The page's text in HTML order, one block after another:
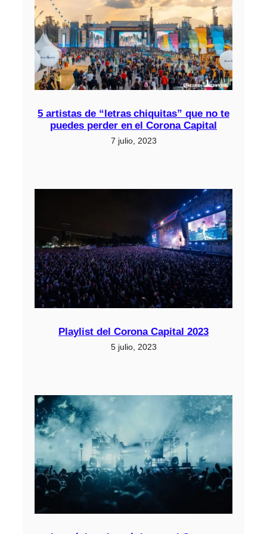
5 artistas de “letras chiquitas” que no te
puedes perder en el Corona Capital
7 julio, 2023
Playlist del Corona Capital 2023
5 julio, 2023